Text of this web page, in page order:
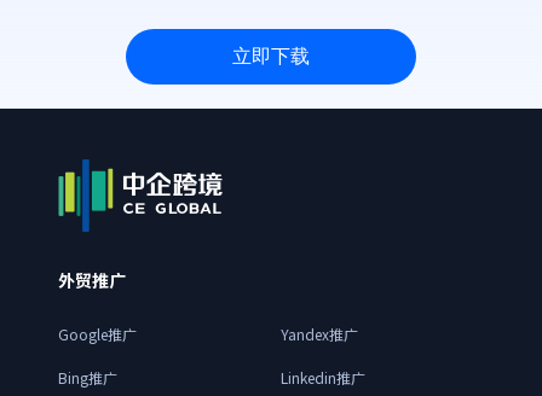
立即下载
外贸推广
Google推广 Yandex推广
Bing推广 Linkedin推广